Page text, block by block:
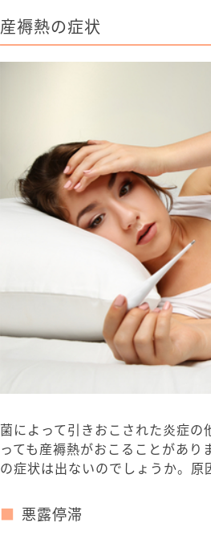
産褥熱の症状
菌によって引きおこされた炎症
っても産褥熱がおこることがあ
の症状は出ないのでしょうか。原
悪露停滞